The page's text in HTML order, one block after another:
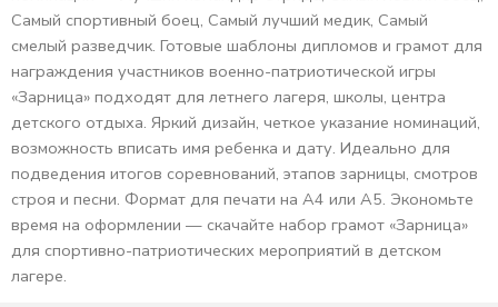
Самый спортивный боец, Самый лучший медик, Самый
смелый разведчик. Готовые шаблоны дипломов и грамот для
награждения участников военно-патриотической игры
«Зарница» подходят для летнего лагеря, школы, центра
детского отдыха. Яркий дизайн, четкое указание номинаций,
возможность вписать имя ребенка и дату. Идеально для
подведения итогов соревнований, этапов зарницы, смотров
строя и песни. Формат для печати на А4 или А5. Экономьте
время на оформлении — скачайте набор грамот «Зарница»
для спортивно-патриотических мероприятий в детском
лагере.